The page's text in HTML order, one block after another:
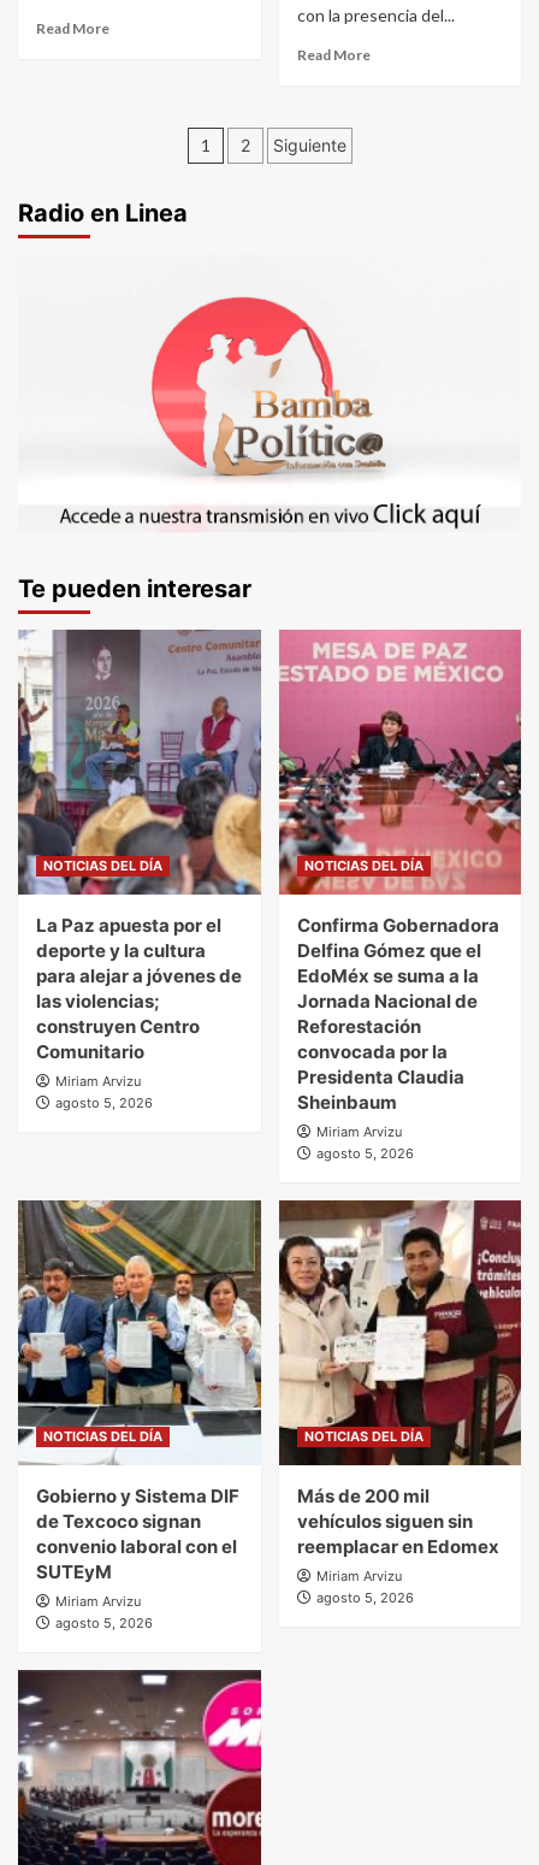
Read More
con la presencia del...
Read More
Paginación
entradas
1 2 Siguiente
Radio en Linea
Te pueden interesar
NOTICIAS DEL DÍA
La Paz apuesta por el
deporte y la cultura
para alejar a jóvenes de
las violencias;
construyen Centro
Comunitario
Miriam Arvizu
agosto 5, 2026
NOTICIAS DEL DÍA
Confirma Gobernadora
Delfina Gómez que el
EdoMéx se suma a la
Jornada Nacional de
Reforestación
convocada por la
Presidenta Claudia
Sheinbaum
Miriam Arvizu
agosto 5, 2026
NOTICIAS DEL DÍA
Gobierno y Sistema DIF
de Texcoco signan
convenio laboral con el
SUTEyM
Miriam Arvizu
agosto 5, 2026
NOTICIAS DEL DÍA
Más de 200 mil
vehículos siguen sin
reemplacar en Edomex
Miriam Arvizu
agosto 5, 2026